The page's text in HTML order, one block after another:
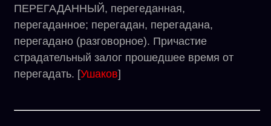
ПЕРЕГАДАННЫЙ, перегеданная,
перегаданное; перегадан, перегадана,
перегадано (разговорное). Причастие
страдательный залог прошедшее время от
перегадать. [Ушаков]